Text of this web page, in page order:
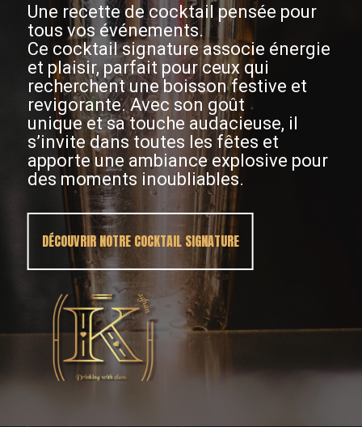
Une recette de cocktail pensée pour
tous vos événements.
Ce cocktail signature associe énergie
et plaisir, parfait pour ceux qui
recherchent une boisson festive et
revigorante. Avec son goût
unique et sa touche audacieuse, il
s’invite dans toutes les fêtes et
apporte une ambiance explosive pour
des moments inoubliables.
DÉCOUVRIR NOTRE COCKTAIL SIGNATURE